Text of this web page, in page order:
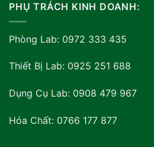
PHỤ TRÁCH KINH DOANH:
Phòng Lab: 0972 333 435
Thiết Bị Lab: 0925 251 688
Dụng Cụ Lab: 0908 479 967
Hóa Chất: 0766 177 877